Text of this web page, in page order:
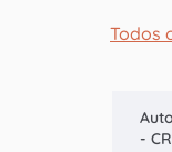
Todos
-